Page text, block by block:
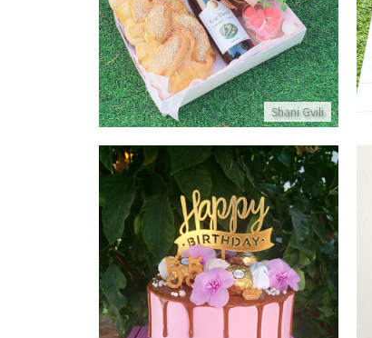
Shani Gvili
פרטים נוספים
דריפ קייק מעוצבת לאשה
פרטים נוספים